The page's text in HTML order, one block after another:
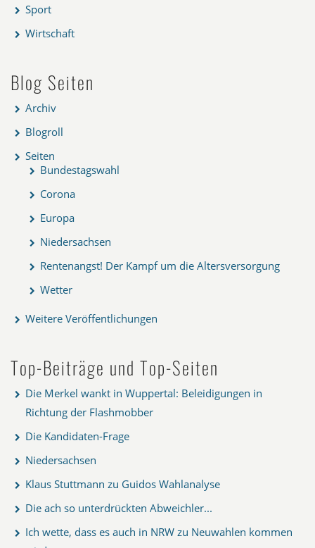
Sport
Wirtschaft
Blog Seiten
Archiv
Blogroll
Seiten
Bundestagswahl
Corona
Europa
Niedersachsen
Rentenangst! Der Kampf um die Altersversorgung
Wetter
Weitere Veröffentlichungen
Top-Beiträge und Top-Seiten
Die Merkel wankt in Wuppertal: Beleidigungen in
Richtung der Flashmobber
Die Kandidaten-Frage
Niedersachsen
Klaus Stuttmann zu Guidos Wahlanalyse
Die ach so unterdrückten Abweichler...
Ich wette, dass es auch in NRW zu Neuwahlen kommen